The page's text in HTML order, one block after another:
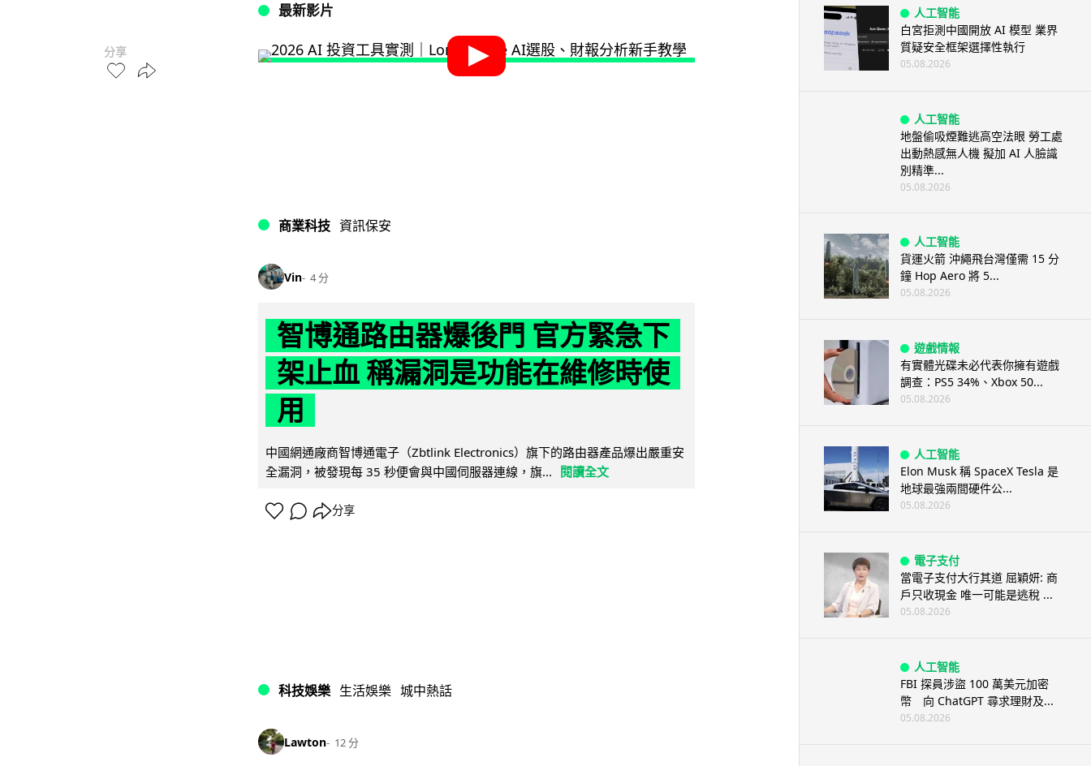
分享
最新影片
商業科技 資訊保安
Vin 4 分
智博通路由器爆後門 官方緊急下
架止血 稱漏洞是功能在維修時使
用
中國網通廠商智博通電子（Zbtlink Electronics）旗下的路由器產品爆出嚴重安
全漏洞，被發現每 35 秒便會與中國伺服器連線，旗...
閱讀全文
分享
科技娛樂 生活娛樂 城中熱話
Lawton 12 分
人工智能
白宮拒測中國開放 AI 模型 業界
質疑安全框架選擇性執行
05.08.2026
人工智能
地盤偷吸煙難逃高空法眼 勞工處
出動熱感無人機 擬加 AI 人臉識
別精準...
05.08.2026
人工智能
貨運火箭 沖繩飛台灣僅需 15 分
鐘 Hop Aero 將 5...
05.08.2026
遊戲情報
有實體光碟未必代表你擁有遊戲
調查：PS5 34%、Xbox 50...
05.08.2026
人工智能
Elon Musk 稱 SpaceX Tesla 是
地球最強兩間硬件公...
05.08.2026
電子支付
當電子支付大行其道 屈穎妍: 商
戶只收現金 唯一可能是逃稅 ...
05.08.2026
人工智能
FBI 探員涉盜 100 萬美元加密
幣 向 ChatGPT 尋求理財及...
05.08.2026